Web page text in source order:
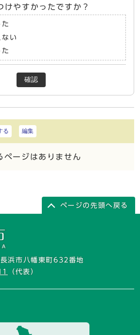
けやすかったですか？
い
確認
る 編集
ページはありません
ページの先頭へ戻る
浜市八幡東町632番地
（代表）